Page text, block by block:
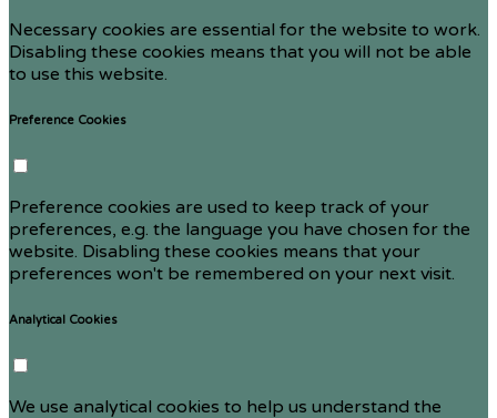
Necessary cookies are essential for the website to work.
Disabling these cookies means that you will not be able
to use this website.
Preference Cookies
Preference cookies are used to keep track of your
preferences, e.g. the language you have chosen for the
website. Disabling these cookies means that your
preferences won't be remembered on your next visit.
Analytical Cookies
We use analytical cookies to help us understand the